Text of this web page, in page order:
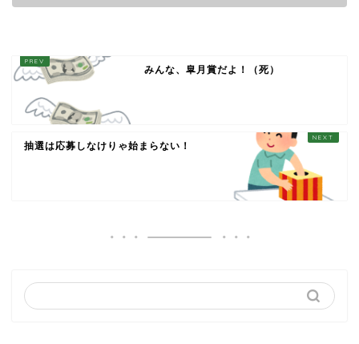
みんな、皐月賞だよ！（死）
抽選は応募しなけりゃ始まらない！